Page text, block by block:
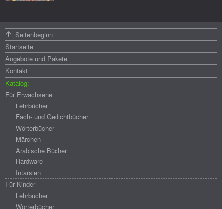
MenüSeitenbeginn
Startseite
Angebote und Pakete
Kontakt
Katalog:
Für Erwachsene
Lehrbücher
Fach- und Gedichtbücher
Wörterbücher
Märchen
Arabische Bücher
Hardware
Intarsien
Für Kinder
Lehrbücher
Wörterbücher